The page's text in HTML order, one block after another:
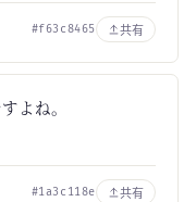
#f63c8465 共有
よね。
#1a3c118e 共有